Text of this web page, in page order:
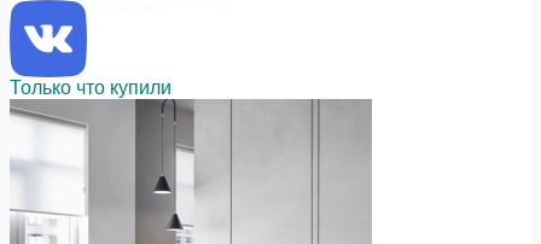
Только что купили